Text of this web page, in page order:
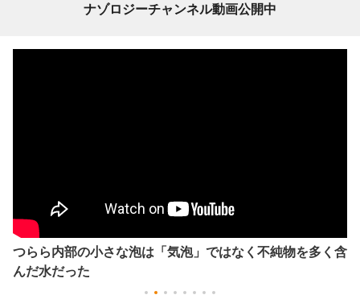
ナゾロジーチャンネル動画公開中
つらら内部の小さな泡は「気泡」ではなく不純物を多く含
んだ水だった